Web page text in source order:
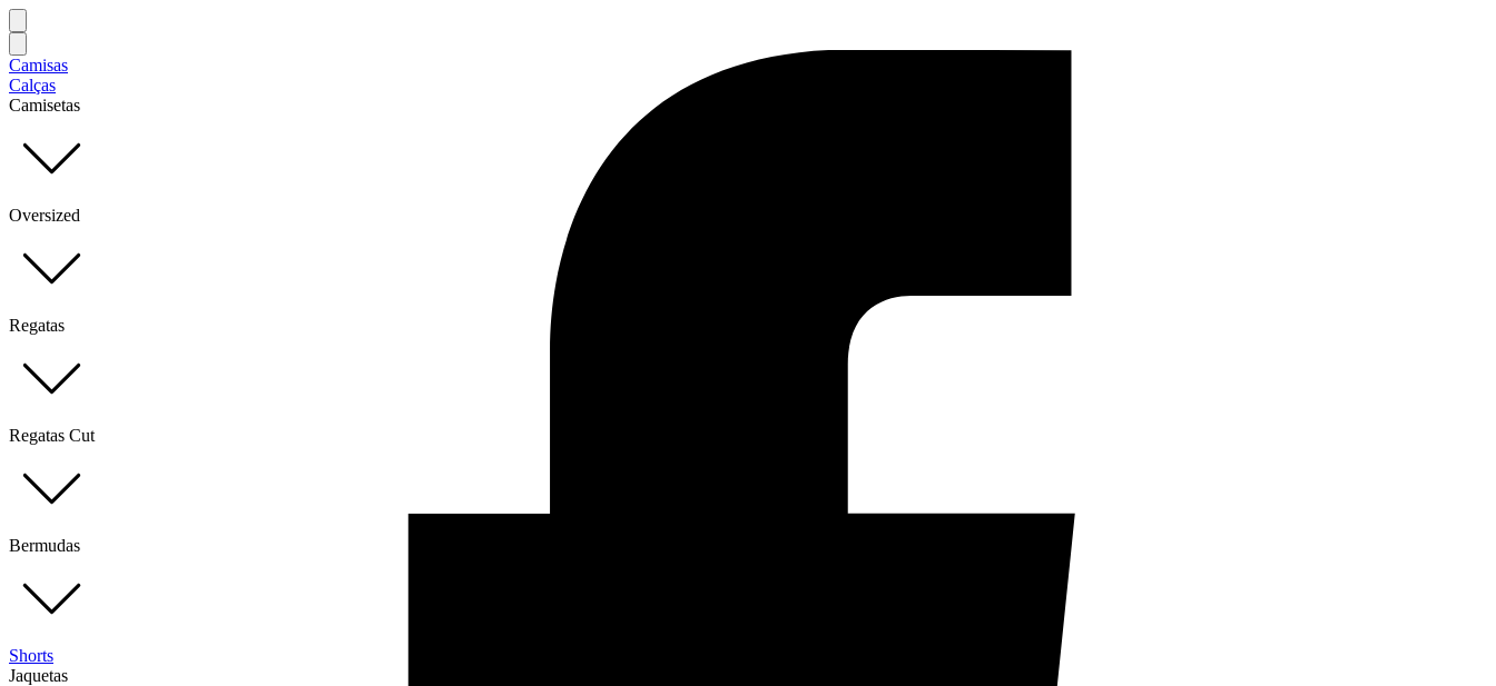
Camisas
Calças
Camisetas
Oversized
Regatas
Regatas Cut
Bermudas
Shorts
Jaquetas